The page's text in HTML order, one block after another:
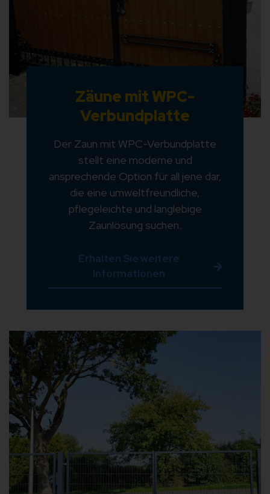
Zäune mit WPC-
Verbundplatte
Der Zaun mit WPC-Verbundplatte
stellt eine moderne und
ansprechende Option für all jene dar,
die eine umweltfreundliche,
pflegeleichte und langlebige
Zaunlösung suchen.
Erhalten Sie weitere
Informationen